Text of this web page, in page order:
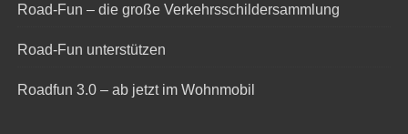
Road-Fun – die große Verkehrsschildersammlung
Road-Fun unterstützen
Roadfun 3.0 – ab jetzt im Wohnmobil